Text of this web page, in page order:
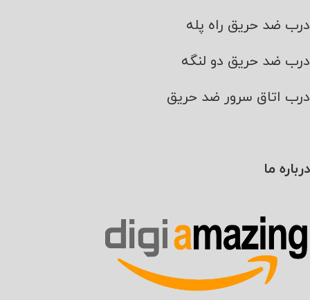
درب ضد حریق راه پله
درب ضد حریق دو لنگه
درب اتاق سرور ضد حریق
درباره ما